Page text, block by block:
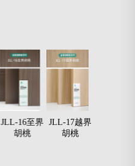
JLL-16至界
胡桃
JLL-17越界
胡桃